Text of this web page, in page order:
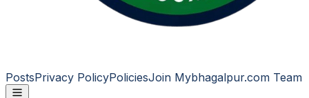
PostsPrivacy PolicyPoliciesJoin Mybhagalpur.com Team